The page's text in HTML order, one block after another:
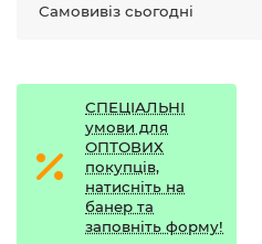
Самовивіз сьогодні
СПЕЦІАЛЬНІ
умови для
ОПТОВИХ
покупців,
натисніть на
банер та
заповніть форму!